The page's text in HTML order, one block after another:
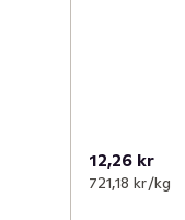
12,26 kr
721,18 kr /kg